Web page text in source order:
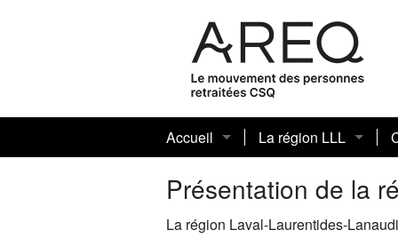
Accueil
Présentation de la région LLL
La région LLL
Mot de la présidente
Conseil régional
Présentation de la
La région Laval-Laurentides-